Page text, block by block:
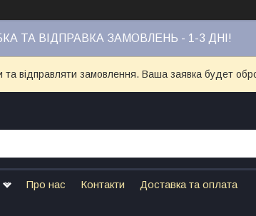
ТА ВІДПРАВКА ЗАМОВЛЕНЬ - 1-3 ДНІ!
відправляти замовлення. Ваша заявка будет
Про нас Контакти Доставка та оплата